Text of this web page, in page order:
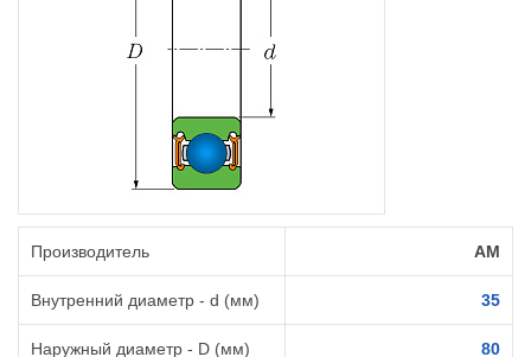
Производитель AM
Внутренний диаметр - d (мм) 35
Наружный диаметр - D (мм) 80